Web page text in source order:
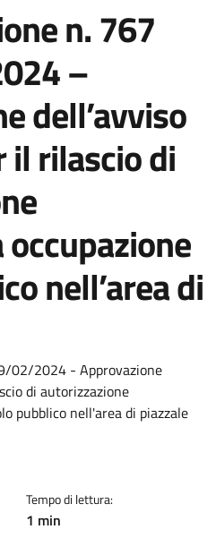
n. 767
–
dell’avviso
il rilascio di
nell’area di
02/2024 - Approvazione
di autorizzazione
pubblico nell'area di piazzale
Tempo di lettura:
1 min